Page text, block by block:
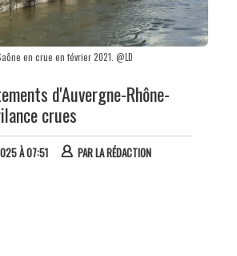
en crue en février 2021. @LD
d'Auvergne-Rhône-
crues
À 07:51 PARLA RÉDACTION